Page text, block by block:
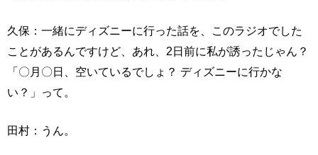
久保：一緒にディズニーに行った話を、このラジオでした
ことがあるんですけど、あれ、2日前に私が誘ったじゃん？
「〇月〇日、空いているでしょ？ ディズニーに行かな
い？」って。
田村：うん。